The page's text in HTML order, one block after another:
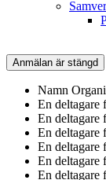
Anmälan är stängd
Namn
En deltagare
En deltagare
En deltagare
En deltagare
En deltagare
En deltagare